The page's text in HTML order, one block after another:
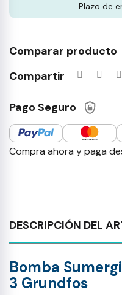
Plazo de
Comparar producto
Compartir
Pago Seguro
Compra ahora y paga
DESCRIPCIÓN DEL
Bomba
3 Grundfos